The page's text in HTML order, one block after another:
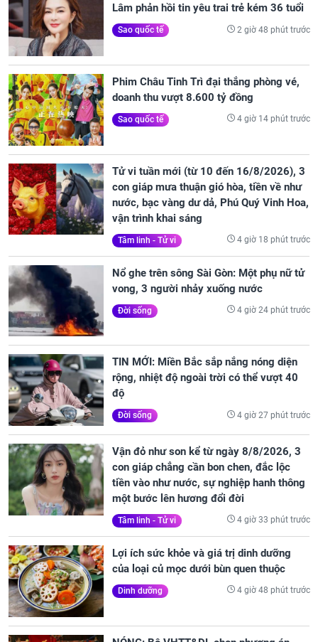
Lâm phản hồi tin yêu trai trẻ kém 36 tuổi
Sao quốc tế 2 giờ 48 phút trước
Phim Châu Tinh Trì đại thắng phòng vé,
doanh thu vượt 8.600 tỷ đồng
Sao quốc tế 4 giờ 14 phút trước
Tử vi tuần mới (từ 10 đến 16/8/2026), 3
con giáp mưa thuận gió hòa, tiền về như
nước, bạc vàng dư dả, Phú Quý Vinh Hoa,
vận trình khai sáng
Tâm linh - Tử vi 4 giờ 18 phút trước
Nổ ghe trên sông Sài Gòn: Một phụ nữ tử
vong, 3 người nhảy xuống nước
Đời sống 4 giờ 24 phút trước
TIN MỚI: Miền Bắc sắp nắng nóng diện
rộng, nhiệt độ ngoài trời có thể vượt 40
độ
Đời sống 4 giờ 27 phút trước
Vận đỏ như son kể từ ngày 8/8/2026, 3
con giáp chẳng cần bon chen, đắc lộc
tiền vào như nước, sự nghiệp hanh thông
một bước lên hương đổi đời
Tâm linh - Tử vi 4 giờ 33 phút trước
Lợi ích sức khỏe và giá trị dinh dưỡng
của loại củ mọc dưới bùn quen thuộc
Dinh dưỡng 4 giờ 48 phút trước